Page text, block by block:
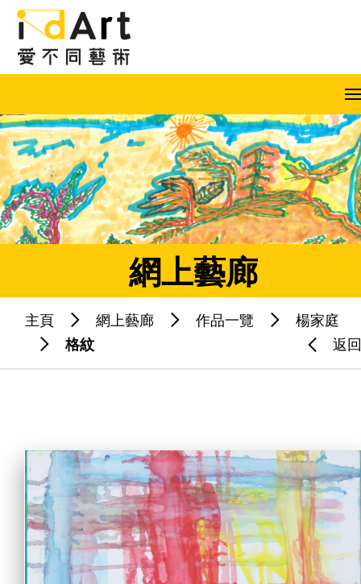
跳到內容（按回車鍵）
EN 繁 简 A A A
熱門關鍵字：藝術共融 藝術家
愛不同藝術
最新消息
藝廊及活動
網上藝廊
主頁 網上藝廊 作品一覽
楊家庭
格紋
返回